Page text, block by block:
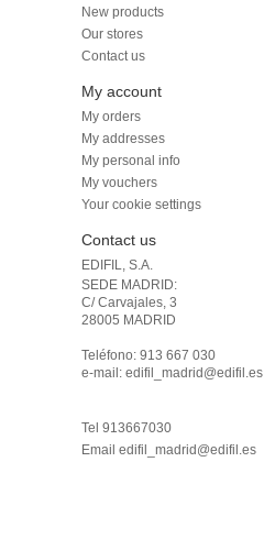
New products
Our stores
Contact us
My account
My orders
My addresses
My personal info
My vouchers
Your cookie settings
Contact us
EDIFIL, S.A.
SEDE MADRID:
C/ Carvajales, 3
28005 MADRID
Teléfono: 913 667 030
e-mail: edifil_madrid@edifil.es
Tel 913667030
Email edifil_madrid@edifil.es